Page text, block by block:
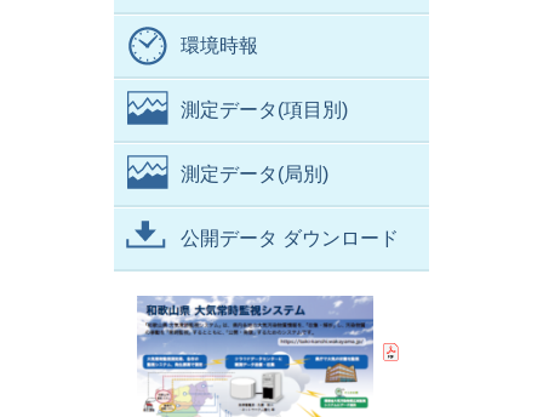
環境時報
測定データ(項目別)
測定データ(局別)
公開データ ダウンロード